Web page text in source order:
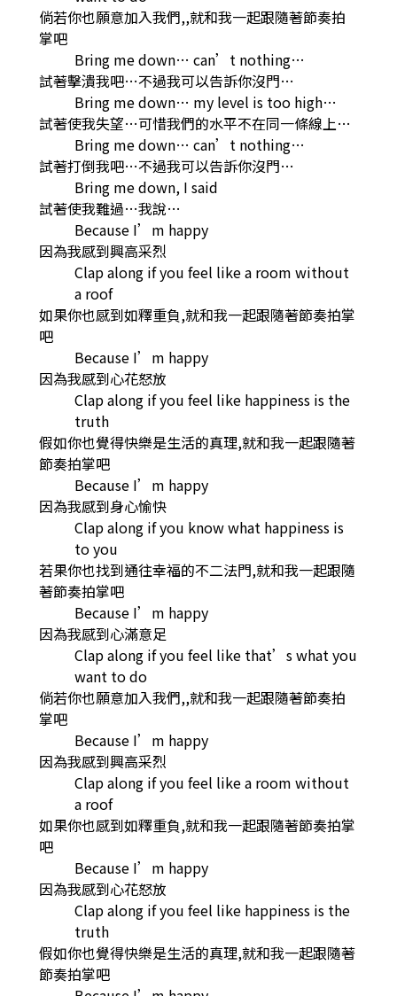
倘若你也願意加入我們,,就和我一起跟隨著節奏拍
掌吧
Bring me down… can’t nothing…
試著擊潰我吧…不過我可以告訴你沒門…
Bring me down… my level is too high…
試著使我失望…可惜我們的水平不在同一條線上…
Bring me down… can’t nothing…
試著打倒我吧…不過我可以告訴你沒門…
Bring me down, I said
試著使我難過…我說…
Because I’m happy
因為我感到興高采烈
Clap along if you feel like a room without
a roof
如果你也感到如釋重負,就和我一起跟隨著節奏拍掌
吧
Because I’m happy
因為我感到心花怒放
Clap along if you feel like happiness is the
truth
假如你也覺得快樂是生活的真理,就和我一起跟隨著
節奏拍掌吧
Because I’m happy
因為我感到身心愉快
Clap along if you know what happiness is
to you
若果你也找到通往幸福的不二法門,就和我一起跟隨
著節奏拍掌吧
Because I’m happy
因為我感到心滿意足
Clap along if you feel like that’s what you
want to do
倘若你也願意加入我們,,就和我一起跟隨著節奏拍
掌吧
Because I’m happy
因為我感到興高采烈
Clap along if you feel like a room without
a roof
如果你也感到如釋重負,就和我一起跟隨著節奏拍掌
吧
Because I’m happy
因為我感到心花怒放
Clap along if you feel like happiness is the
truth
假如你也覺得快樂是生活的真理,就和我一起跟隨著
節奏拍掌吧